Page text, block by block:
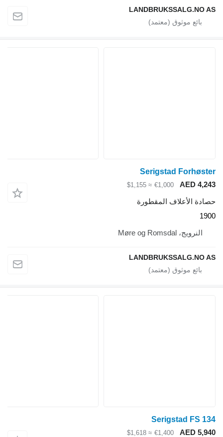
LANDBRUKSSALG.NO AS
Serigstad Forhøster
AED 4,243
€1,000
≈ $1,155
حصادة الأعلاف المقطورة
1900
النرويج، Møre og Romsdal
LANDBRUKSSALG.NO AS
Serigstad FS 134
AED 5,940
€1,400
≈ $1,618